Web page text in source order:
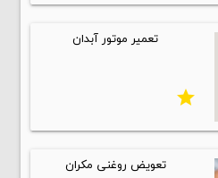
تعمیر موتور آبدان
star
تعویض روغنی مکران